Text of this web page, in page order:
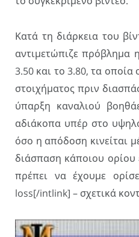
Κατά τη διάρκεια του
αντιμετώπιζε πρόβλημα
3.50 και το 3.80, τα
στοιχήματος πριν
ύπαρξη καναλιού
αδιάκοπα υπέρ στο
όσο η απόδοση κινείται
διάσπαση κάποιου ορίου
πρέπει να έχουμε
loss[/intlink] – σχετικά